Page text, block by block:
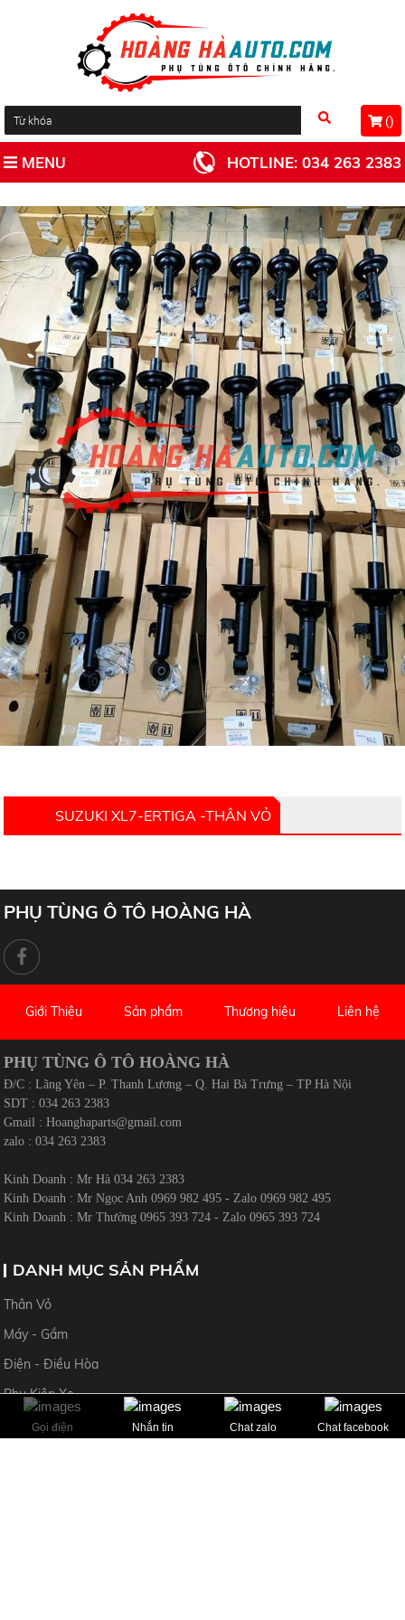
()
MENU HOTLINE: 034 263 2383
SUZUKI XL7-ERTIGA -THÂN VỎ
PHỤ TÙNG Ô TÔ HOÀNG HÀ
Giới Thiệu Sản phẩm Thương hiệu Liên hệ
PHỤ TÙNG Ô TÔ HOÀNG HÀ
Đ/C : Lãng Yên – P. Thanh Lương – Q. Hai Bà Trưng – TP Hà Nội
SDT : 034 263 2383
Gmail :Hoanghaparts@gmail.com
zalo : 034 263 2383
Kinh Doanh : Mr Hà 034 263 2383
Kinh Doanh : Mr Ngọc Anh 0969 982 495 - Zalo 0969 982 495
Kinh Doanh : Mr Thường 0965 393 724 - Zalo 0965 393 724
DANH MỤC SẢN PHẨM
Thân Vỏ
Máy - Gầm
Điện - Điều Hòa
Phụ Kiện Xe
Gọi điện Nhắn tin Chat zalo Chat facebook